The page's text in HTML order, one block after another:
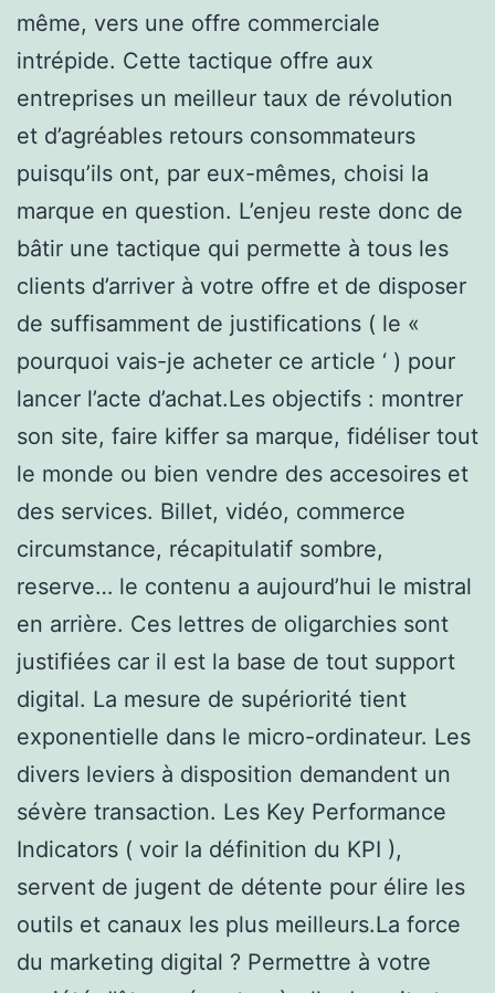
même, vers une offre commerciale
intrépide. Cette tactique offre aux
entreprises un meilleur taux de révolution
et d’agréables retours consommateurs
puisqu’ils ont, par eux-mêmes, choisi la
marque en question. L’enjeu reste donc de
bâtir une tactique qui permette à tous les
clients d’arriver à votre offre et de disposer
de suffisamment de justifications ( le «
pourquoi vais-je acheter ce article ‘ ) pour
lancer l’acte d’achat.Les objectifs : montrer
son site, faire kiffer sa marque, fidéliser tout
le monde ou bien vendre des accesoires et
des services. Billet, vidéo, commerce
circumstance, récapitulatif sombre,
reserve… le contenu a aujourd’hui le mistral
en arrière. Ces lettres de oligarchies sont
justifiées car il est la base de tout support
digital. La mesure de supériorité tient
exponentielle dans le micro-ordinateur. Les
divers leviers à disposition demandent un
sévère transaction. Les Key Performance
Indicators ( voir la définition du KPI ),
servent de jugent de détente pour élire les
outils et canaux les plus meilleurs.La force
du marketing digital ? Permettre à votre